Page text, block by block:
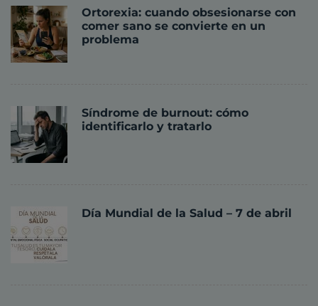
Ortorexia: cuando obsesionarse con
comer sano se convierte en un
problema
Síndrome de burnout: cómo
identificarlo y tratarlo
Día Mundial de la Salud – 7 de abril